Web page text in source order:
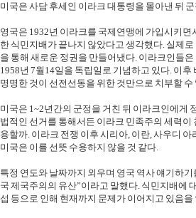
미국은 사담 후세인 이라크 대통령을 몰아낸 뒤
영국은 1932년 이라크를 국제연맹에 가입시키
한 식민지배가 끝나지 않았다고 생각했다. 실제
을 통해 새로운 정권을 만들어냈다. 이라크인들
1958년 7월14일을 독립일로 기념하고 있다. 이후
명명한 것이 선전선동을 위한 것만으로 치부할
미국은 1~2년간의 군정을 거친 뒤 이라크인에게
법적인 선거를 통해서든 이라크 민족주의 세력
용할까. 이라크 전쟁 이후 시리아, 이란, 사우디
미국은 이를 선뜻 수용하지 않을 것 같다.
특정 연도와 날짜까지 외우며 영국 역사 얘기하
국 제국주의의 유산”이라고 말했다. 식민지배에
섭 등으로 인해 현재까지 문제가 이어지고 있음을